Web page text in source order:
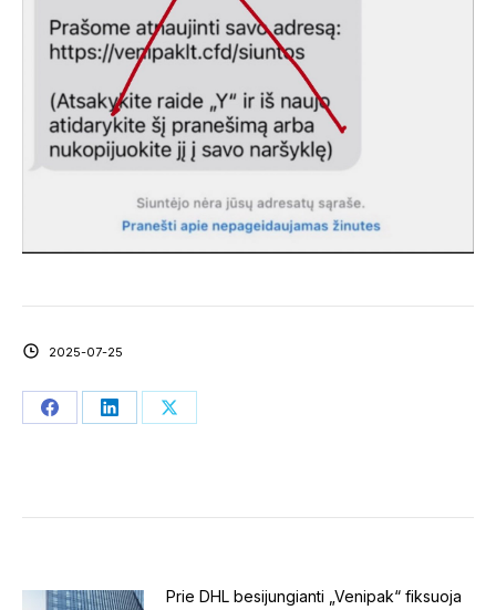
2025-07-25
Share Share Share
Prie DHL besijungianti „Venipak“ fiksuoja